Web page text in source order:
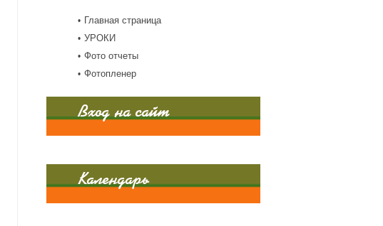
Главная страница
УРОКИ
Фото отчеты
Фотопленер
Вход на сайт
Календарь